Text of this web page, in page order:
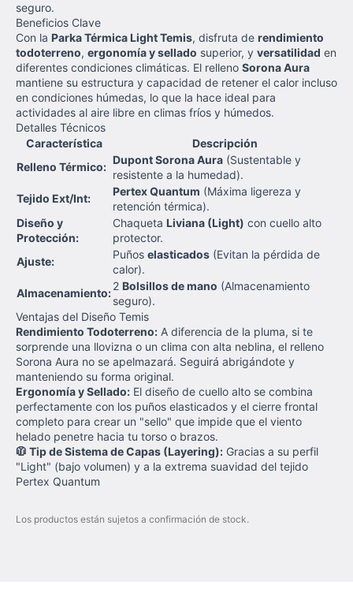
seguro.
Beneficios Clave
Con la Parka Térmica Light Temis, disfruta de rendimiento
todoterreno, ergonomía y sellado superior, y versatilidad en
diferentes condiciones climáticas. El relleno Sorona Aura
mantiene su estructura y capacidad de retener el calor incluso
en condiciones húmedas, lo que la hace ideal para
actividades al aire libre en climas fríos y húmedos.
Detalles Técnicos
Característica
Descripción
Relleno Térmico:
Dupont Sorona Aura (Sustentable y
resistente a la humedad).
Tejido Ext/Int:
Pertex Quantum (Máxima ligereza y
retención térmica).
Diseño y
Protección:
Chaqueta Liviana (Light) con cuello alto
protector.
Ajuste:
Puños elasticados (Evitan la pérdida de
calor).
Almacenamiento:
2 Bolsillos de mano (Almacenamiento
seguro).
Ventajas del Diseño Temis
Rendimiento Todoterreno: A diferencia de la pluma, si te
sorprende una llovizna o un clima con alta neblina, el relleno
Sorona Aura no se apelmazará. Seguirá abrigándote y
manteniendo su forma original.
Ergonomía y Sellado: El diseño de cuello alto se combina
perfectamente con los puños elasticados y el cierre frontal
completo para crear un "sello" que impide que el viento
helado penetre hacia tu torso o brazos.
🧥 Tip de Sistema de Capas (Layering): Gracias a su perfil
"Light" (bajo volumen) y a la extrema suavidad del tejido
Pertex Quantum
Los productos están sujetos a confirmación de stock.